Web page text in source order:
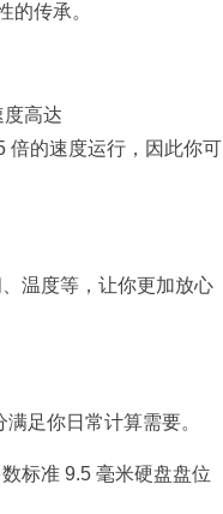
的传承。
高达
倍的速度运行，因此你可
温度等，让你更加放心
足你日常计算需要。
标准 9.5 毫米硬盘盘位